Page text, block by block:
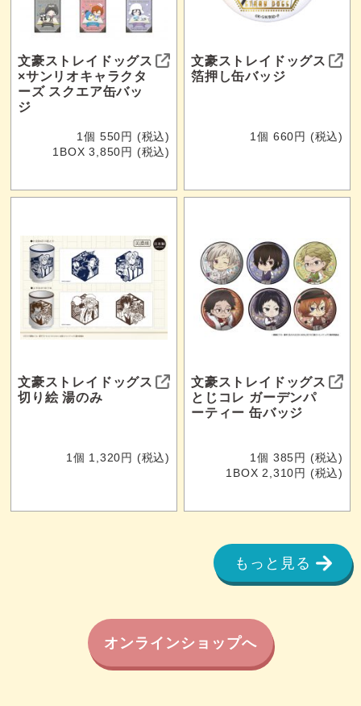
文豪ストレイドッグス
×サンリオキャラクタ
ーズ スクエア缶バッ
ジ
1個 550円 (税込)
1BOX 3,850円 (税込)
文豪ストレイドッグス
箔押し缶バッジ
1個 660円 (税込)
文豪ストレイドッグス
切り絵 湯のみ
1個 1,320円 (税込)
文豪ストレイドッグス
とじコレ ガーデンパ
ーティー 缶バッジ
1個 385円 (税込)
1BOX 2,310円 (税込)
もっと見る
オンラインショップへ